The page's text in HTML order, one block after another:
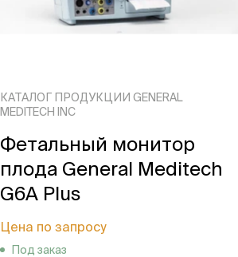
КАТАЛОГ ПРОДУКЦИИ GENERAL
MEDITECH INC
Фетальный монитор
плода General Meditech
G6A Plus
Цена по запросу
Под заказ